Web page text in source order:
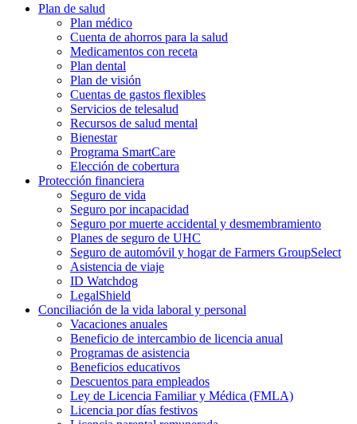
Plan de salud
Plan médico
Cuenta de ahorros para la salud
Medicamentos con receta
Plan dental
Plan de visión
Cuentas de gastos flexibles
Servicios de telesalud
Recursos de salud mental
Bienestar
Programa SmartCare
Elección de cobertura
Protección financiera
Seguro de vida
Seguro por incapacidad
Seguro por muerte accidental y desmembramiento
Planes de seguro de UHC
Seguro de automóvil y hogar de Farmers GroupSelect
Asistencia de viaje
ID Watchdog
LegalShield
Conciliación de la vida laboral y personal
Vacaciones anuales
Beneficio de intercambio de licencia anual
Programas de asistencia
Beneficios educativos
Descuentos para empleados
Ley de Licencia Familiar y Médica (FMLA)
Licencia por días festivos